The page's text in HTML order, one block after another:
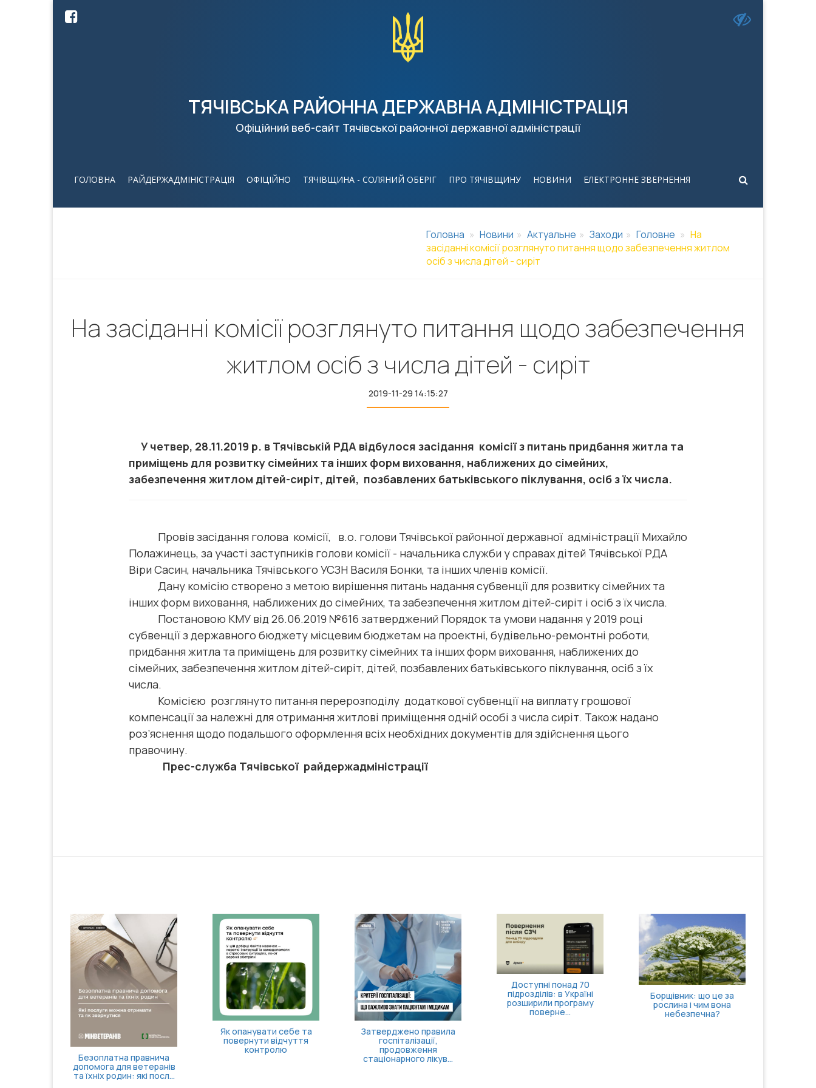
ТЯЧІВСЬКА РАЙОННА ДЕРЖАВНА АДМІНІСТРАЦІЯ
Офіційний веб-сайт Тячівської районної державної адміністрації
ГОЛОВНА РАЙДЕРЖАДМІНІСТРАЦІЯ ОФІЦІЙНО ТЯЧІВЩИНА - СОЛЯНИЙ ОБЕРІГ ПРО ТЯЧІВЩИНУ НОВИНИ ЕЛЕКТРОННЕ ЗВЕРНЕННЯ
Головна Новини Актуальне Заходи Головне
На
засіданні комісії розглянуто питання щодо забезпечення житлом
осіб з числа дітей - сиріт
На засіданні комісії розглянуто питання щодо забезпечення
житлом осіб з числа дітей - сиріт
2019-11-29 14:15:27
У четвер, 28.11.2019 р. в Тячівській РДА відбулося засідання комісії з питань придбання житла та
приміщень для розвитку сімейних та інших форм виховання, наближених до сімейних,
забезпечення житлом дітей-сиріт, дітей, позбавлених батьківського піклування, осіб з їх числа.
Провів засідання голова комісії, в.о. голови Тячівської районної державної адміністрації Михайло
Полажинець, за участі заступників голови комісії - начальника служби у справах дітей Тячівської РДА
Віри Сасин, начальника Тячівського УСЗН Василя Бонки, та інших членів комісії.
Дану комісію створено з метою вирішення питань надання субвенції для розвитку сімейних та
інших форм виховання, наближених до сімейних, та забезпечення житлом дітей-сиріт і осіб з їх числа.
Постановою КМУ від 26.06.2019 №616 затверджений Порядок та умови надання у 2019 році
субвенції з державного бюджету місцевим бюджетам на проектні, будівельно-ремонтні роботи,
придбання житла та приміщень для розвитку сімейних та інших форм виховання, наближених до
сімейних, забезпечення житлом дітей-сиріт, дітей, позбавлених батьківського піклування, осіб з їх
числа.
Комісією розглянуто питання перерозподілу додаткової субвенції на виплату грошової
компенсації за належні для отримання житлові приміщення одній особі з числа сиріт. Також надано
роз’яснення щодо подальшого оформлення всіх необхідних документів для здійснення цього
правочину.
Прес-служба Тячівської райдержадміністрації
Безоплатна правнича
допомога для ветеранів
та їхніх родин: які посл...
Як опанувати себе та
повернути відчуття
контролю
Затверджено правила
госпіталізації,
продовження
стаціонарного лікув...
Доступні понад 70
підрозділів: в Україні
розширили програму
поверне...
Борщівник: що це за
рослина і чим вона
небезпечна?